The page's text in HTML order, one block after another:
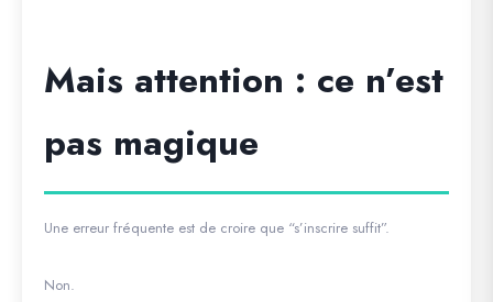
Mais attention : ce n’est
pas magique
Une erreur fréquente est de croire que “s’inscrire suffit”.
Non.